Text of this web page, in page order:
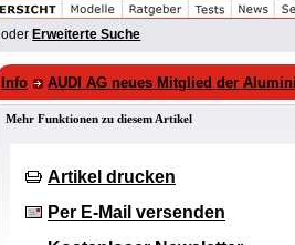
oder Erweiterte Suche
Info AUDI AG neues Mitglied der
Mehr Funktionen zu diesem Artikel
Artikel drucken
Per E-Mail versenden